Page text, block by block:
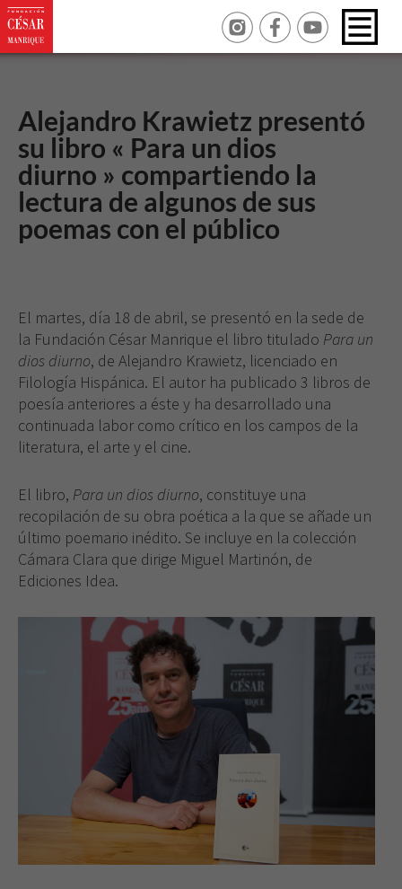
Alejandro Krawietz presentó
su libro « Para un dios
diurno » compartiendo la
lectura de algunos de sus
poemas con el público
El martes, día 18 de abril, se presentó en la sede de
la Fundación César Manrique el libro titulado Para un
dios diurno, de Alejandro Krawietz, licenciado en
Filología Hispánica. El autor ha publicado 3 libros de
poesía anteriores a éste y ha desarrollado una
continuada labor como crítico en los campos de la
literatura, el arte y el cine.
El libro, Para un dios diurno, constituye una
recopilación de su obra poética a la que se añade un
último poemario inédito. Se incluye en la colección
Cámara Clara que dirige Miguel Martinón, de
Ediciones Idea.